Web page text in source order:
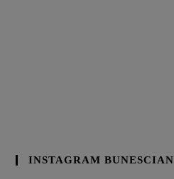
INSTAGRAM BUNESCIAN